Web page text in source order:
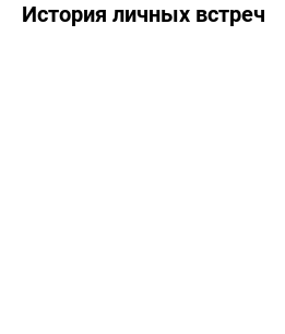
История личных встреч